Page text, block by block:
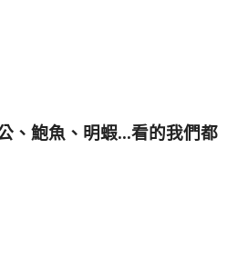
、鮑魚、明蝦…看的我們都